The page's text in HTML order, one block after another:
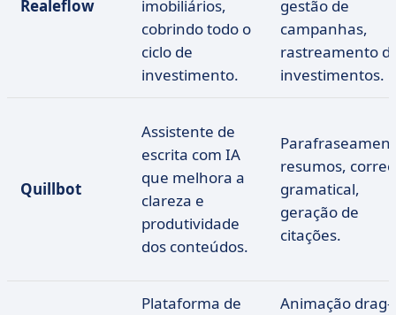
Realeflow
imobiliários,
cobrindo todo o
ciclo de
investimento.
gestão de
campanhas,
rastreamento
investimentos.
Quillbot
Assistente de
escrita com IA
que melhora a
clareza e
produtividade
dos conteúdos.
resumos,
gramatical,
geração de
citações.
Plataforma de
Animação drag-